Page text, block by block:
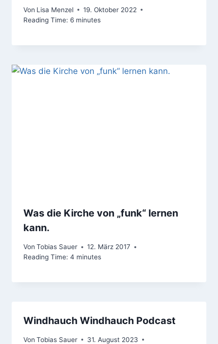
Von Lisa Menzel
19. Oktober 2022
Reading Time: 6 minutes
Was die Kirche von „funk“ lernen
kann.
Von Tobias Sauer
12. März 2017
Reading Time: 4 minutes
Windhauch Windhauch Podcast
Von Tobias Sauer
31. August 2023